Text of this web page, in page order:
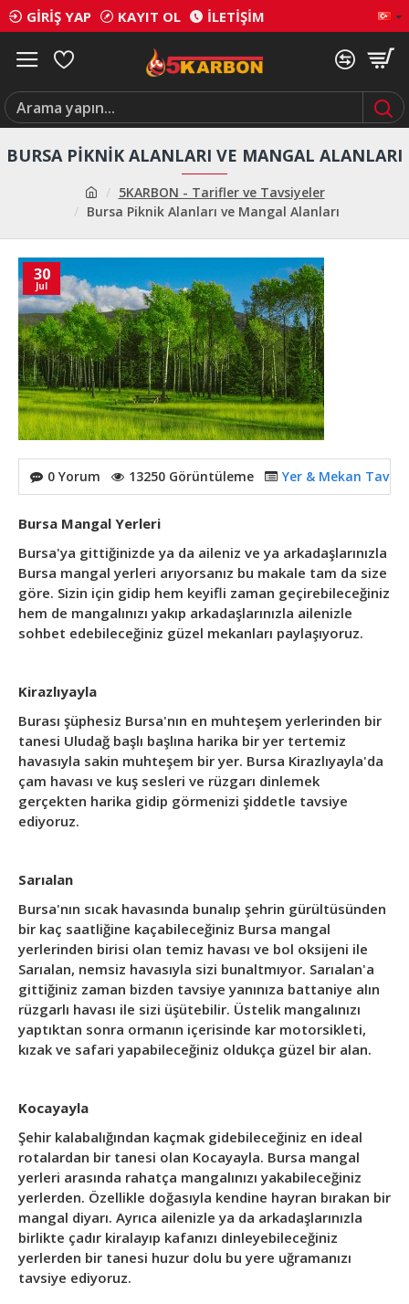
GIRIŞ YAP KAYIT OL İLETIŞIM
5KARBON - Tarifler ve Tavsiyeler
Bursa Piknik Alanları ve Mangal Alanları
BURSA PIKNIK ALANLARI VE MANGAL ALANLARI
30
Jul
0 Yorum 13250 Görüntüleme Yer & Mekan
Bursa Mangal Yerleri
Bursa'ya gittiğinizde ya da aileniz ve ya arkadaşlarınızla
Bursa mangal yerleri arıyorsanız bu makale tam da size
göre. Sizin için gidip hem keyifli zaman geçirebileceğiniz
hem de mangalınızı yakıp arkadaşlarınızla ailenizle
sohbet edebileceğiniz güzel mekanları paylaşıyoruz.
Kirazlıyayla
Burası şüphesiz Bursa'nın en muhteşem yerlerinden bir
tanesi Uludağ başlı başlına harika bir yer tertemiz
havasıyla sakin muhteşem bir yer. Bursa Kirazlıyayla'da
çam havası ve kuş sesleri ve rüzgarı dinlemek
gerçekten harika gidip görmenizi şiddetle tavsiye
ediyoruz.
Sarıalan
Bursa'nın sıcak havasında bunalıp şehrin gürültüsünden
bir kaç saatliğine kaçabileceğiniz Bursa mangal
yerlerinden birisi olan temiz havası ve bol oksijeni ile
Sarıalan, nemsiz havasıyla sizi bunaltmıyor. Sarıalan'a
gittiğiniz zaman bizden tavsiye yanınıza battaniye alın
rüzgarlı havası ile sizi üşütebilir. Üstelik mangalınızı
yaptıktan sonra ormanın içerisinde kar motorsikleti,
kızak ve safari yapabileceğiniz oldukça güzel bir alan.
Kocayayla
Şehir kalabalığından kaçmak gidebileceğiniz en ideal
rotalardan bir tanesi olan Kocayayla. Bursa mangal
yerleri arasında rahatça mangalınızı yakabileceğiniz
yerlerden. Özellikle doğasıyla kendine hayran bırakan bir
mangal diyarı. Ayrıca ailenizle ya da arkadaşlarınızla
birlikte çadır kiralayıp kafanızı dinleyebileceğiniz
yerlerden bir tanesi huzur dolu bu yere uğramanızı
tavsiye ediyoruz.